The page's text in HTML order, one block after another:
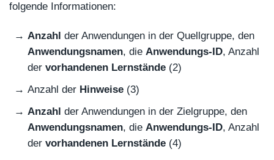
folgende Informationen:
Anzahl der Anwendungen in der Quellgruppe, den
Anwendungsnamen, die Anwendungs-ID, Anzahl
der vorhandenen Lernstände (2)
Anzahl der Hinweise (3)
Anzahl der Anwendungen in der Zielgruppe, den
Anwendungsnamen, die Anwendungs-ID, Anzahl
der vorhandenen Lernstände (4)